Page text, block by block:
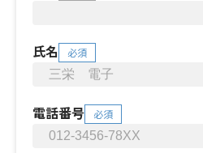
氏名 必須
電話番号 必須